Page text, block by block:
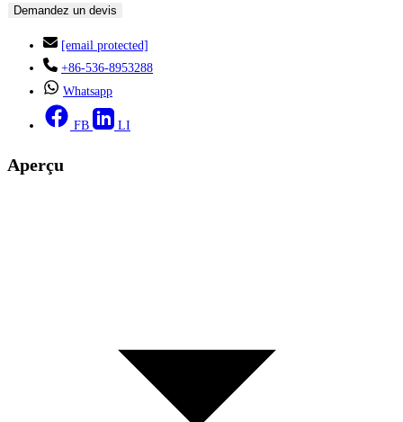
Demandez un devis
[email protected]
+86-536-8953288
Whatsapp
FB LI
Aperçu